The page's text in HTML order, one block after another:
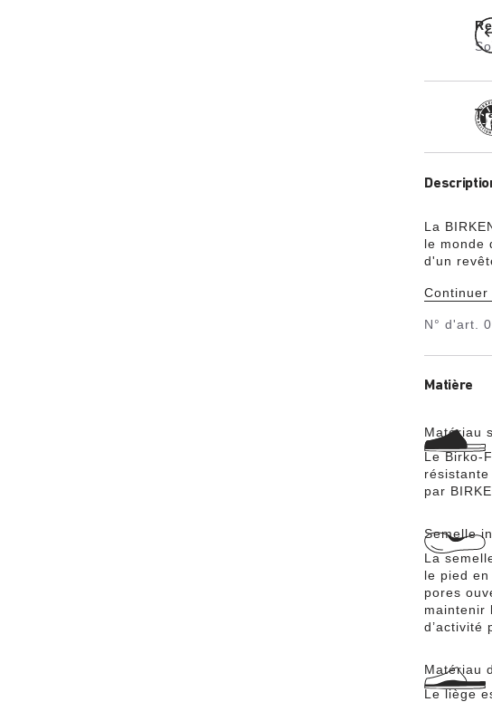
La
le monde
d'un
N° d'art.
Matière
Matériau
Le Birko-
par
Semelle
La
le pied
pores
maintenir
d’activité
Matériau
Le liège